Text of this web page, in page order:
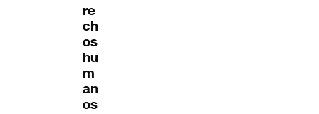
re
ch
os
hu
m
an
os